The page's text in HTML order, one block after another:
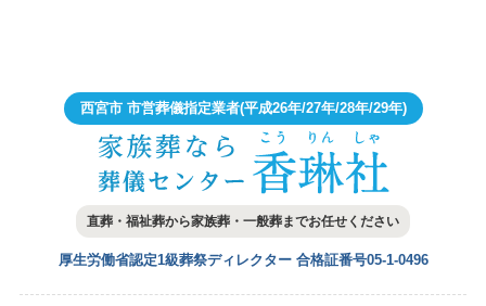
西宮市 市営葬儀指定業者(平成26年/27年/28年/29年)
直葬・福祉葬から家族葬・一般葬までお任せください
厚生労働省認定1級葬祭ディレクター 合格証番号05-1-0496